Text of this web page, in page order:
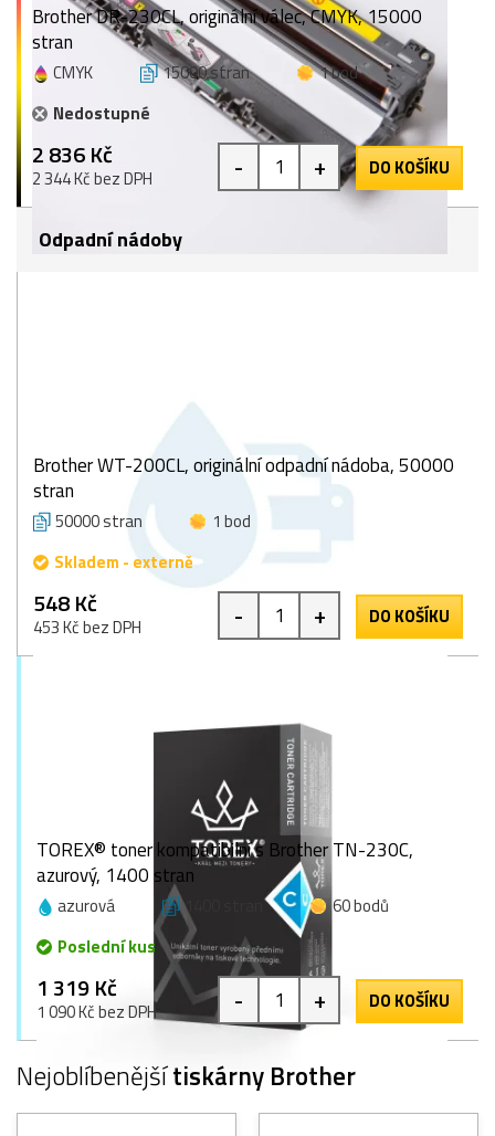
Brother DR-230CL, originální válec, CMYK, 15000
stran
CMYK 15000 stran
1 bod
Nedostupné
2 836 Kč
2 344 Kč bez DPH - + DO KOŠÍKU
Odpadní nádoby
Brother WT-200CL, originální odpadní nádoba, 50000
stran
50000 stran
1 bod
Skladem - externě
548 Kč
453 Kč bez DPH - + DO KOŠÍKU
TOREX® toner kompatibilní s Brother TN-230C,
azurový, 1400 stran
azurová 1400 stran
60 bodů
Poslední kus
1 319 Kč
1 090 Kč bez DPH - + DO KOŠÍKU
Nejoblíbenějšítiskárny Brother